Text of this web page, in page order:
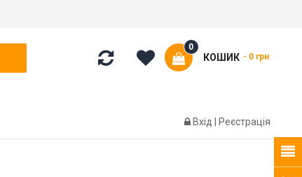
КОШИК
0
- 0 грн
Вхід Реєстрація